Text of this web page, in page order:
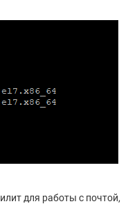
для работы с почтой,